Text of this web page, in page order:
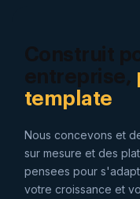
Construit
entreprise,
template
Nous concevons et
sur mesure et des
pensees pour
votre croissance et